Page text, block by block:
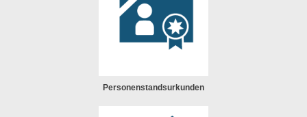
Personenstandsurkunden